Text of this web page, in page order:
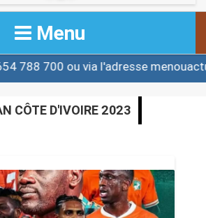
Menu
ou via l'adresse
CÔTE D'IVOIRE 2023